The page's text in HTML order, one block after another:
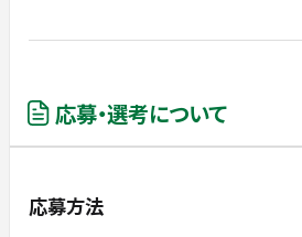
応募・選考について
応募方法